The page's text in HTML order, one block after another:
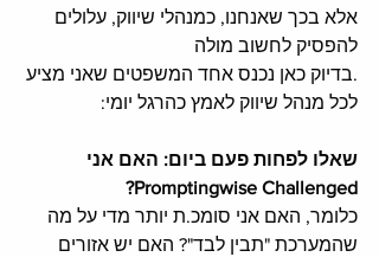
אלא בכך שאנחנו, כמנהלי שיווק, עלולים
להפסיק לחשוב מולה
.בדיוק כאן נכנס אחד המשפטים שאני מציע
לכל מנהל שיווק לאמץ כהרגל יומי:
שאלו לפחות פעם ביום: האם אני
Promptingwise Challenged?
כלומר, האם אני סומכ.ת יותר מדי על מה
שהמערכת "תבין לבד"? האם יש אזורים